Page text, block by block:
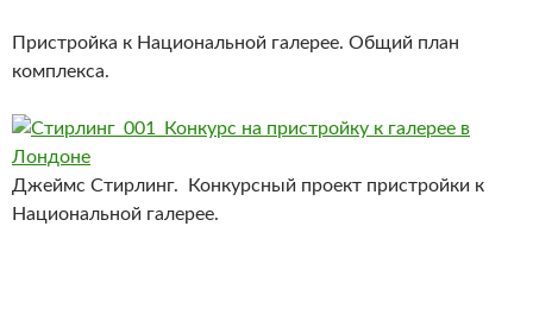
Пристройка к Национальной галерее. Общий план
комплекса.
Джеймс Стирлинг. Конкурсный проект пристройки к
Национальной галерее.